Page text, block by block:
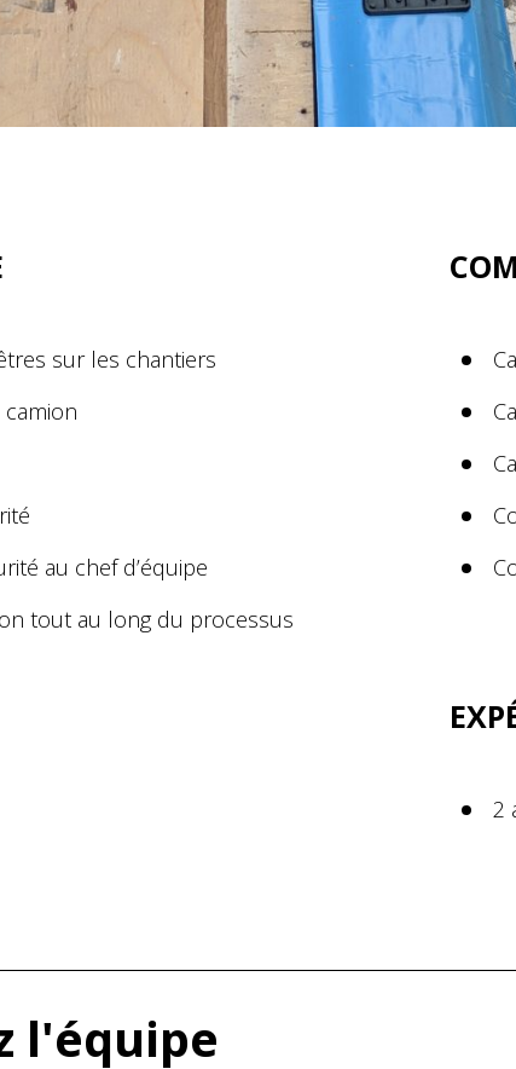
sur les chantiers
au chef d’équipe
tout au long du processus
2
l'équipe